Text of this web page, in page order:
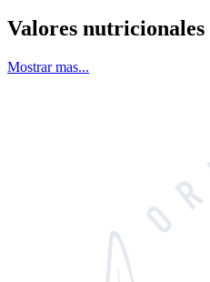
Valores nutricionales
Mostrar mas...